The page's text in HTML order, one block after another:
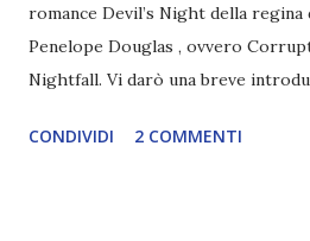
romance Devil’s Night della
Penelope Douglas , ovvero
Nightfall. Vi darò una breve
e anche un breve commento sui
CONDIVIDI 2 COMMENTI